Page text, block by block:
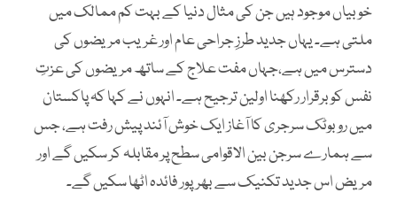
خوبیاں موجود ہیں جن کی مثال دنیا کے بہت کم ممالک میں
ملتی ہے۔ یہاں جدید طرزِ جراحی عام اور غریب مریضوں کی
دسترس میں ہے،جہاں مفت علاج کے ساتھ مریضوں کی عزتِ
نفس کو برقرار رکھنا اولین ترجیح ہے۔ انہوں نے کہا کہ پاکستان
میں روبوٹک سرجری کا آغاز ایک خوش آئند پیش رفت ہے، جس
سے ہمارے سرجن بین الاقوامی سطح پر مقابلہ کر سکیں گے اور
مریض اس جدید تکنیک سے بھرپور فائدہ اٹھا سکیں گے۔